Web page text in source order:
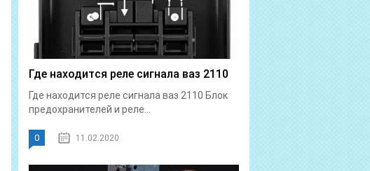
Где находится реле сигнала ваз 2110
Где находится реле сигнала ваз 2110 Блок
предохранителей и реле...
0 11.02.2020